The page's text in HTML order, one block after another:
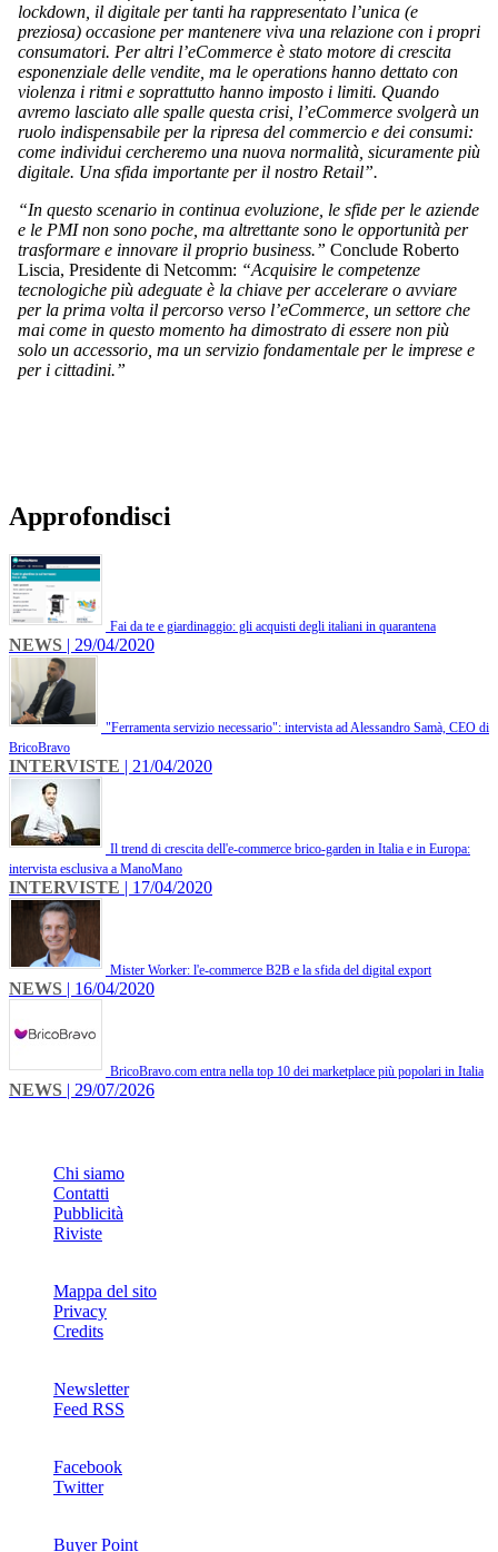
lockdown, il digitale per tanti ha rappresentato l’unica (e
preziosa) occasione per mantenere viva una relazione con i propri
consumatori. Per altri l’eCommerce è stato motore di crescita
esponenziale delle vendite, ma le operations hanno dettato con
violenza i ritmi e soprattutto hanno imposto i limiti. Quando
avremo lasciato alle spalle questa crisi, l’eCommerce svolgerà un
ruolo indispensabile per la ripresa del commercio e dei consumi:
come individui cercheremo una nuova normalità, sicuramente più
digitale. Una sfida importante per il nostro Retail”.
“In questo scenario in continua evoluzione, le sfide per le aziende
e le PMI non sono poche, ma altrettante sono le opportunità per
trasformare e innovare il proprio business.” Conclude Roberto
Liscia, Presidente di Netcomm: “Acquisire le competenze
tecnologiche più adeguate è la chiave per accelerare o avviare
per la prima volta il percorso verso l’eCommerce, un settore che
mai come in questo momento ha dimostrato di essere non più
solo un accessorio, ma un servizio fondamentale per le imprese e
per i cittadini.”
Approfondisci
Fai da te e giardinaggio: gli acquisti degli italiani in quarantena
NEWS | 29/04/2020
"Ferramenta servizio necessario": intervista ad Alessandro Samà, CEO di
BricoBravo
INTERVISTE | 21/04/2020
Il trend di crescita dell'e-commerce brico-garden in Italia e in Europa:
intervista esclusiva a ManoMano
INTERVISTE | 17/04/2020
Mister Worker: l'e-commerce B2B e la sfida del digital export
NEWS | 16/04/2020
BricoBravo.com entra nella top 10 dei marketplace più popolari in Italia
NEWS | 29/07/2026
Chi siamo
Contatti
Pubblicità
Riviste
Mappa del sito
Privacy
Credits
Newsletter
Feed RSS
Facebook
Twitter
Buyer Point